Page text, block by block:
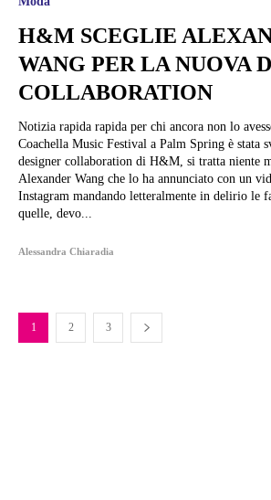
H&M SCEGLIE
WANG PER LA NUOVA
COLLABORATION
Notizia rapida rapida per chi ancora non lo
Coachella Music Festival a Palm Spring è stata
designer collaboration di H&M, si tratta niente
Alexander Wang che lo ha annunciato con un
Instagram mandando letteralmente in delirio le
quelle, devo...
Alessandra Chiaradia
1 2 3